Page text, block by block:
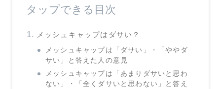
タップできる目次
メッシュキャップはダサい？
メッシュキャップは「ダサい」・「ややダ
サい」と答えた人の意見
メッシュキャップは「あまりダサいと思わ
ない」・「全くダサいと思わない」と答え